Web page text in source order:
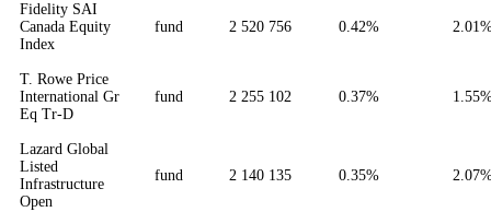
Fidelity SAI
Canada Equity
Index
fund 2 520 756 0.42%
T. Rowe Price
International Gr
Eq Tr-D
fund 2 255 102 0.37%
Lazard Global
Listed
Infrastructure
Open
fund 2 140 135 0.35%